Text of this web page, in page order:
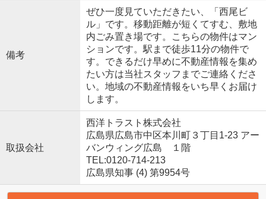
備考
ぜひ一度見ていただきたい、「西尾ビ
ル」です。移動距離が短くてすむ、敷地
内ごみ置き場です。こちらの物件はマン
ションです。駅まで徒歩11分の物件で
す。できるだけ早めに不動産情報を集め
たい方は当社スタッフまでご連絡くださ
い。地域の不動産情報をいち早くお届け
します。
取扱会社
西洋トラスト株式会社
広島県広島市中区本川町３丁目1-23 アー
バンウィング広島 １階
TEL:0120-714-213
広島県知事 (4) 第9954号